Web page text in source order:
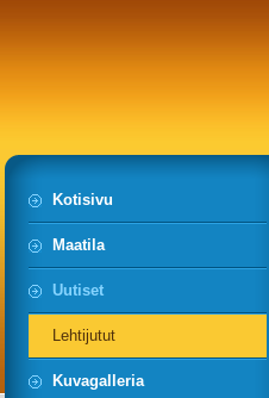
Kotisivu
Maatila
Uutiset
Lehtijutut
Kuvagalleria